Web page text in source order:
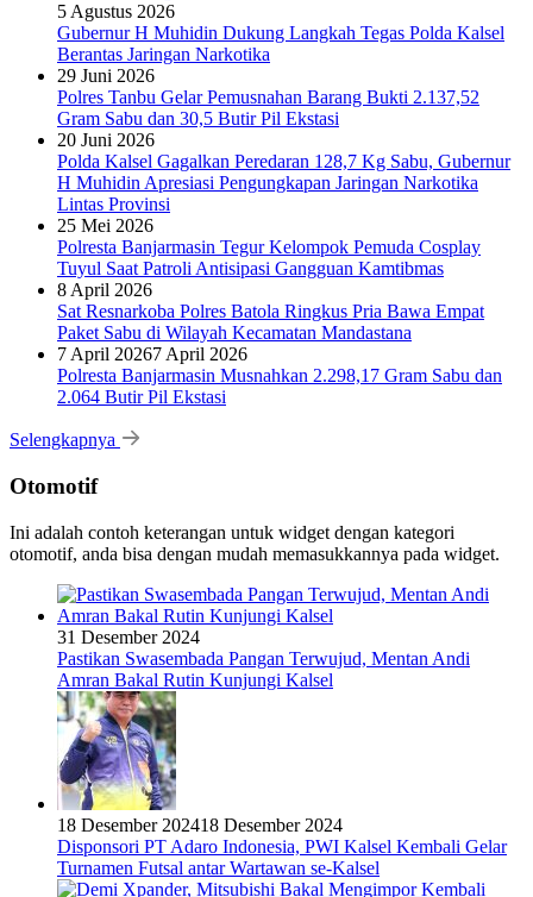
5 Agustus 2026
Gubernur H Muhidin Dukung Langkah Tegas Polda Kalsel
Berantas Jaringan Narkotika
29 Juni 2026
Polres Tanbu Gelar Pemusnahan Barang Bukti 2.137,52
Gram Sabu dan 30,5 Butir Pil Ekstasi
20 Juni 2026
Polda Kalsel Gagalkan Peredaran 128,7 Kg Sabu, Gubernur
H Muhidin Apresiasi Pengungkapan Jaringan Narkotika
Lintas Provinsi
25 Mei 2026
Polresta Banjarmasin Tegur Kelompok Pemuda Cosplay
Tuyul Saat Patroli Antisipasi Gangguan Kamtibmas
8 April 2026
Sat Resnarkoba Polres Batola Ringkus Pria Bawa Empat
Paket Sabu di Wilayah Kecamatan Mandastana
7 April 20267 April 2026
Polresta Banjarmasin Musnahkan 2.298,17 Gram Sabu dan
2.064 Butir Pil Ekstasi
Selengkapnya
Otomotif
Ini adalah contoh keterangan untuk widget dengan kategori
otomotif, anda bisa dengan mudah memasukkannya pada widget.
31 Desember 2024
Pastikan Swasembada Pangan Terwujud, Mentan Andi
Amran Bakal Rutin Kunjungi Kalsel
18 Desember 202418 Desember 2024
Disponsori PT Adaro Indonesia, PWI Kalsel Kembali Gelar
Turnamen Futsal antar Wartawan se-Kalsel